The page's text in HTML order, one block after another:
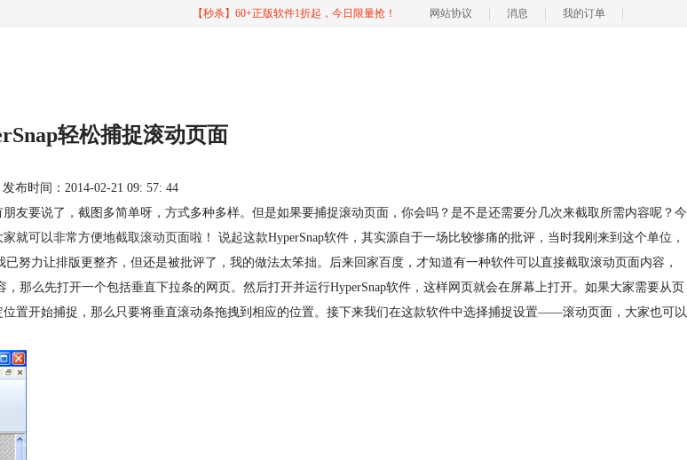
【秒杀】60+正版软件1折起，今日限量抢！ 网站协议 消息 我的订单
轻松捕捉滚动页面
发布时间：2014-02-21 09: 57: 44
友要说了，截图多简单呀，方式多种多样。但是如果要捕捉滚动页面，你会吗？是不是还需要分几次来截取所需内容呢？今
就可以非常方便地截取滚动页面啦！ 说起这款HyperSnap软件，其实源自于一场比较惨痛的批评，当时我刚来到这个单位，
努力让排版更整齐，但还是被批评了，我的做法太笨拙。后来回家百度，才知道有一种软件可以直接截取滚动页面内容，
那么先打开一个包括垂直下拉条的网页。然后打开并运行HyperSnap软件，这样网页就会在屏幕上打开。如果大家需要从页
置开始捕捉，那么只要将垂直滚动条拖拽到相应的位置。接下来我们在这款软件中选择捕捉设置——滚动页面，大家也可以